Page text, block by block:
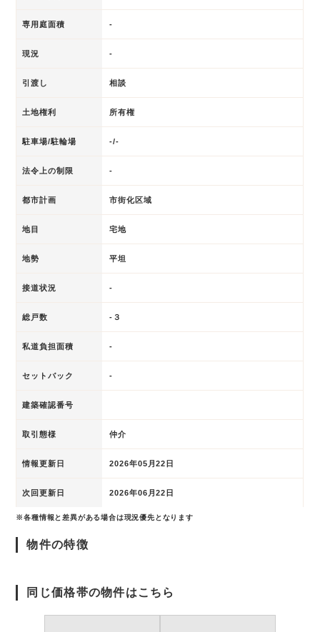
専用庭面積 -
現況 -
引渡し 相談
土地権利 所有権
駐車場/駐輪場 -/-
法令上の制限 -
都市計画 市街化区域
地目 宅地
地勢 平坦
接道状況 -
総戸数 -３
私道負担面積 -
セットバック -
建築確認番号
取引態様 仲介
情報更新日 2026年05月22日
次回更新日 2026年06月22日
※各種情報と差異がある場合は現況優先となります
物件の特徴
同じ価格帯の物件はこちら